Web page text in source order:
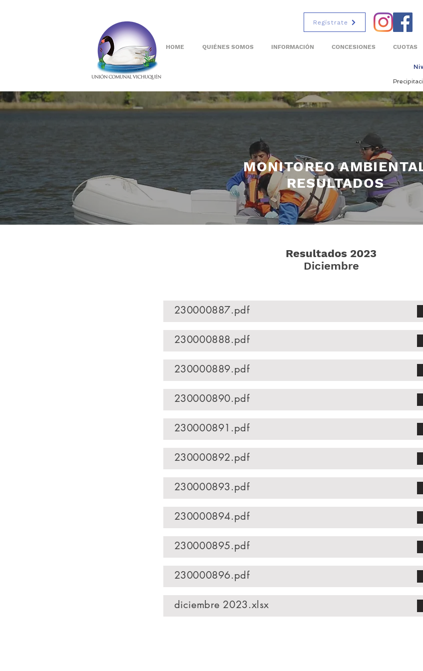
HOME QUIÉNES SOMOS INFORMACIÓN CONCESIONES CUOTAS
Regístrate
MONITOREO
RESULTADOS
Resultados 2023
Diciembre
230000887.pdf
230000888.pdf
230000889.pdf
230000890.pdf
230000891.pdf
230000892.pdf
230000893.pdf
230000894.pdf
230000895.pdf
230000896.pdf
diciembre 2023.xlsx